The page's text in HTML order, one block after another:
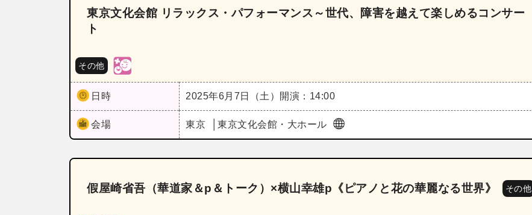
東京文化会館 リラックス・パフォーマンス～世代、障害を越えて楽しめるコンサー
ト
その他
日時 2025年6月7日（土） 開演：14:00
会場 東京 東京文化会館・大ホール
假屋崎省吾（華道家＆p＆トーク）×横山幸雄p《ピアノと花の華麗なる世界》 その他